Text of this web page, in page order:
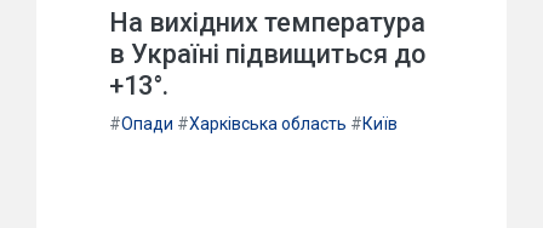
На вихідних температура
в Україні підвищиться до
+13°.
#Опади #Харківська область #Київ